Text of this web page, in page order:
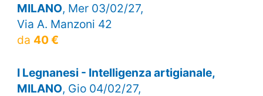
MILANO, Mer 03/02/27,
Via A. Manzoni 42
da 40 €
I Legnanesi - Intelligenza artigianale,
MILANO, Gio 04/02/27,